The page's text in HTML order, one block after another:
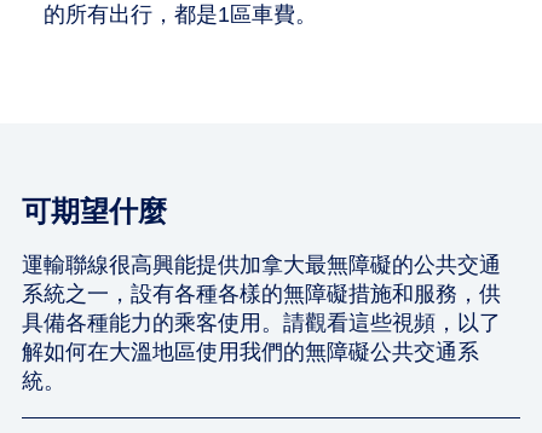
的所有出行，都是1區車費。
可期望什麼
運輸聯線很高興能提供加拿大最無障礙的公共交通
系統之一，設有各種各樣的無障礙措施和服務，供
具備各種能力的乘客使用。請觀看這些視頻，以了
解如何在大溫地區使用我們的無障礙公共交通系
統。